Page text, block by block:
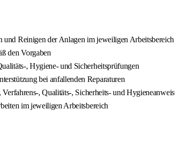
Reinigen der Anlagen im jeweiligen Arbeitsbereich
den Vorgaben
, Hygiene- und Sicherheitsprüfungen
bei anfallenden Reparaturen
, Qualitäts-, Sicherheits- und
im jeweiligen Arbeitsbereich